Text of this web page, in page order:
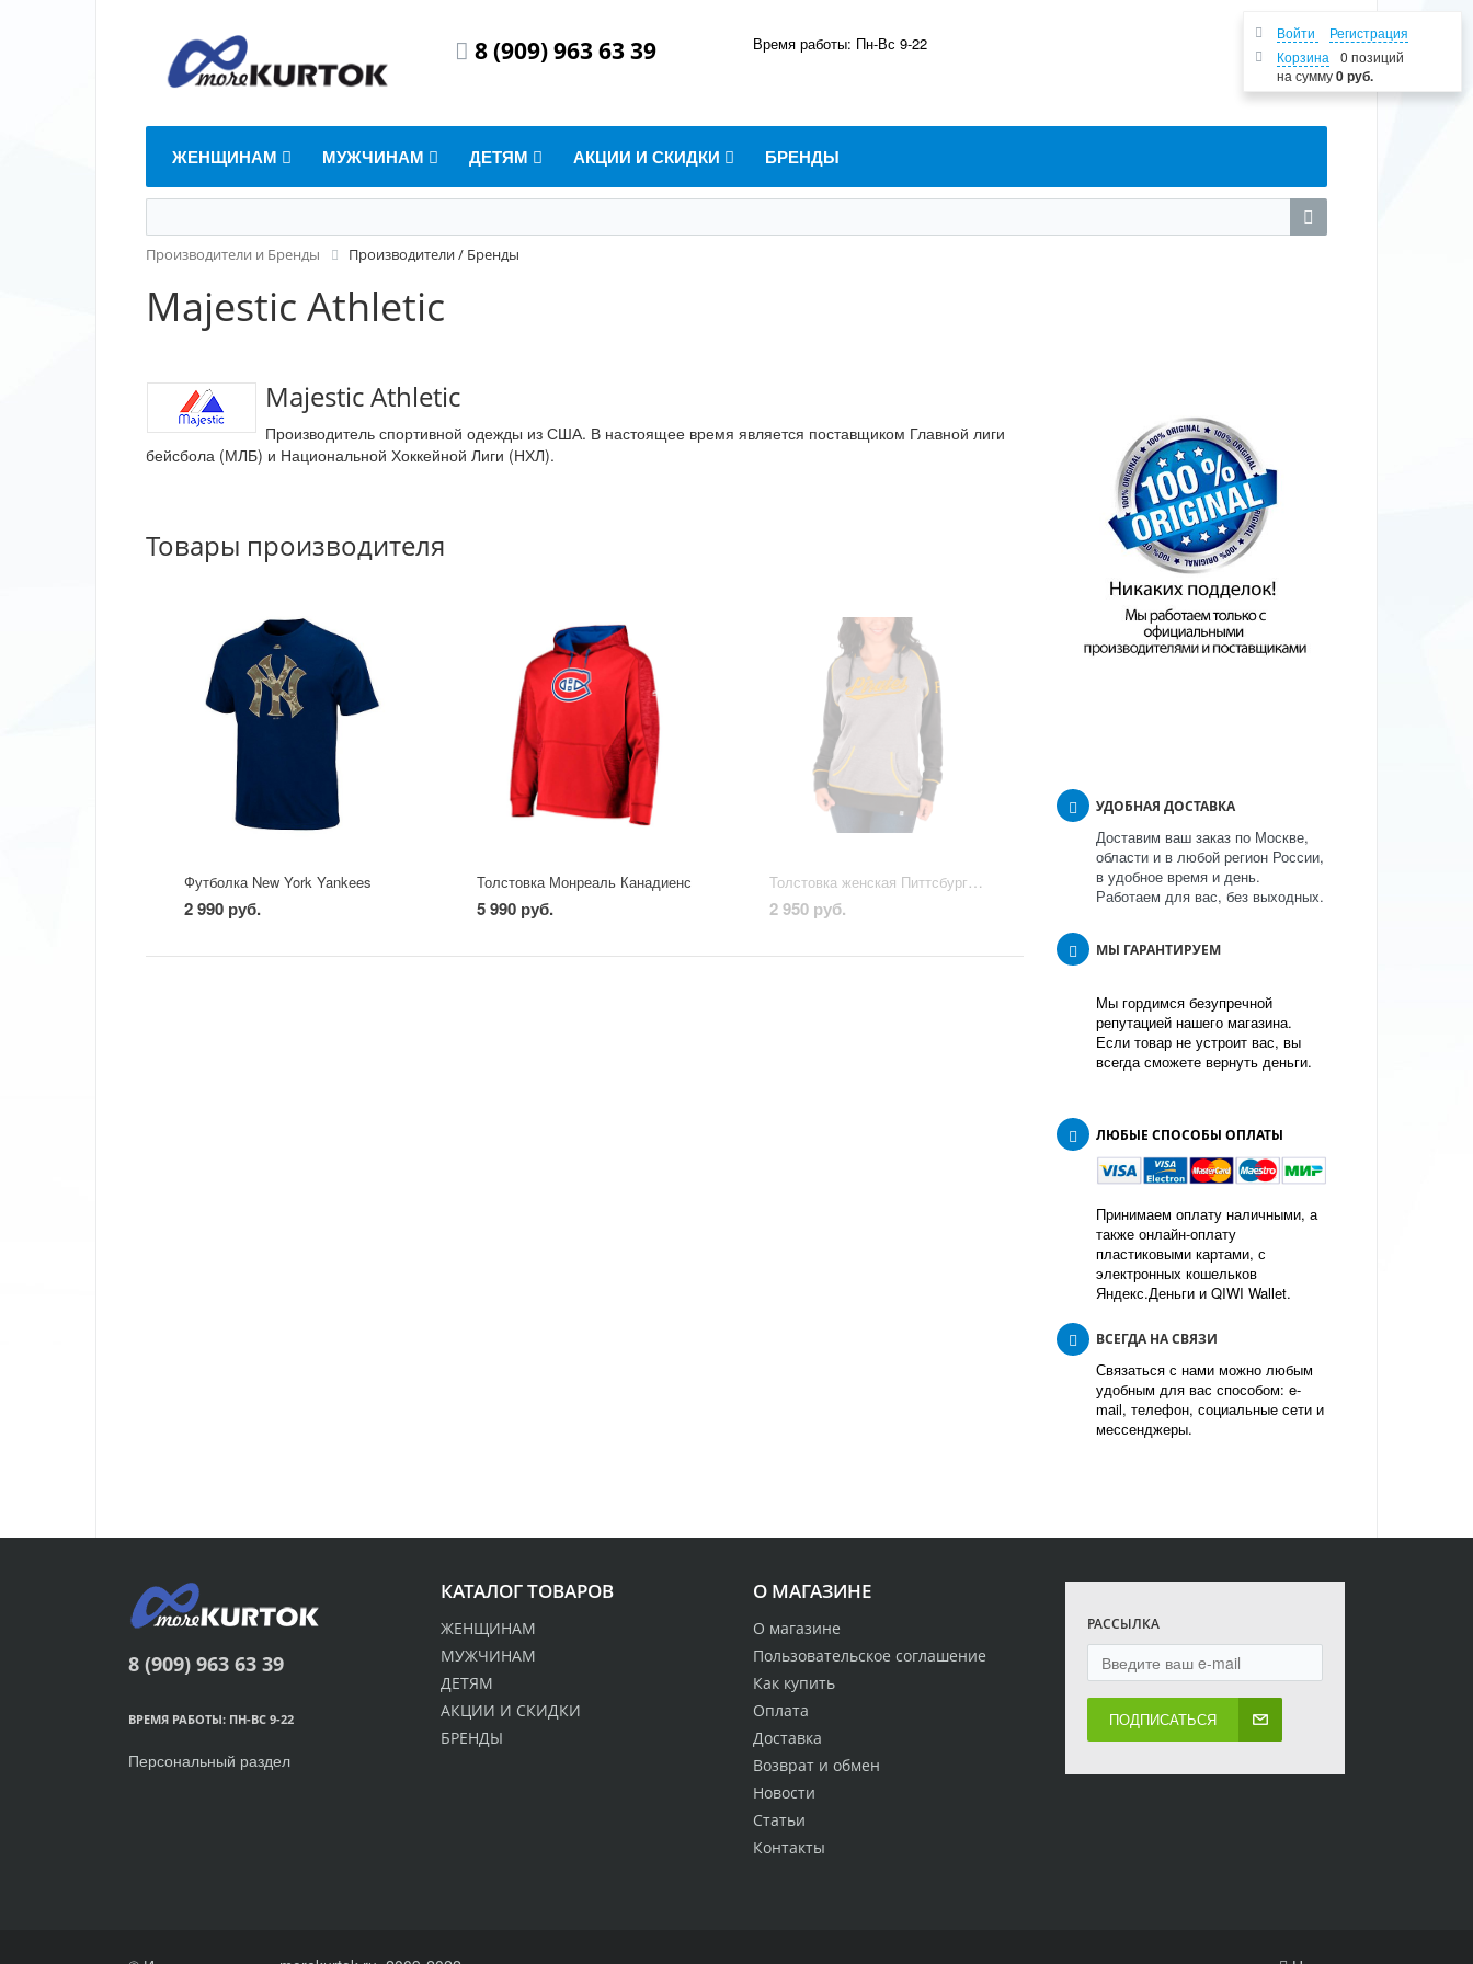
8 (909) 963 63 39 Время работы: Пн-Вс 9-22
Войти
Регистрация
Корзина
0 позиций
на сумму0 руб.
ЖЕНЩИНАМ МУЖЧИНАМ ДЕТЯМ АКЦИИ И СКИДКИ БРЕНДЫ
Производители и Бренды Производители / Бренды
Majestic Athletic
Majestic Athletic
Производитель спортивной одежды из США. В настоящее время является поставщиком Главной лиги
бейсбола (МЛБ) и Национальной Хоккейной Лиги (НХЛ).
Товары производителя
Футболка New York Yankees
2 990 руб.
Толстовка Монреаль Канадиенс
5 990 руб.
Толстовка женская Питтсбург Пайрэтс
2 950 руб.
УДОБНАЯ ДОСТАВКА
Доставим ваш заказ по Москве,
области и в любой регион России,
в удобное время и день.
Работаем для вас, без выходных.
МЫ ГАРАНТИРУЕМ
Мы гордимся безупречной
репутацией нашего магазина.
Если товар не устроит вас, вы
всегда сможете вернуть деньги.
ЛЮБЫЕ СПОСОБЫ ОПЛАТЫ
Принимаем оплату наличными, а
также онлайн-оплату
пластиковыми картами, с
электронных кошельков
Яндекс.Деньги и QIWI Wallet.
ВСЕГДА НА СВЯЗИ
Связаться с нами можно любым
удобным для вас способом: e-
mail, телефон, социальные сети и
мессенджеры.
О МАГАЗИНЕ
О магазине
Пользовательское соглашение
Как купить
Оплата
Доставка
Возврат и обмен
Новости
Статьи
Контакты
КАТАЛОГ ТОВАРОВ
ЖЕНЩИНАМ
МУЖЧИНАМ
ДЕТЯМ
АКЦИИ И СКИДКИ
БРЕНДЫ
РАССЫЛКА
ПОДПИСАТЬСЯ
8 (909) 963 63 39
ВРЕМЯ РАБОТЫ: ПН-ВС 9-22
Персональный раздел